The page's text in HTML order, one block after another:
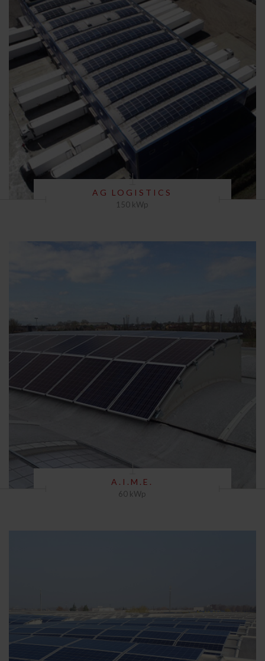
AG LOGISTICS
150 kWp
A.I.M.E.
60 kWp